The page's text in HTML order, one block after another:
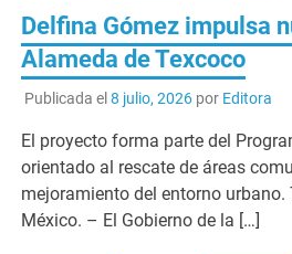
Delfina Gómez impulsa
Alameda de Texcoco
Publicada el 8 julio, 2026por Editora
El proyecto forma parte del
orientado al rescate de áreas
mejoramiento del entorno urbano.
México. – El Gobierno de la […]